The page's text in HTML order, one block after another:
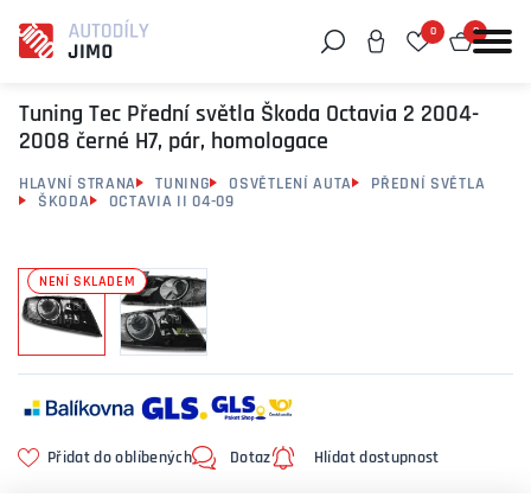
0 0
Tuning Tec Přední světla Škoda Octavia 2 2004-
2008 černé H7, pár, homologace
HLAVNÍ STRANA TUNING OSVĚTLENÍ AUTA
PŘEDNÍ SVĚTLA
ŠKODA
OCTAVIA II 04-09
NENÍ SKLADEM
Přidat do oblíbených Dotaz Hlídat dostupnost
Můžeme vám pomoci něco najít?